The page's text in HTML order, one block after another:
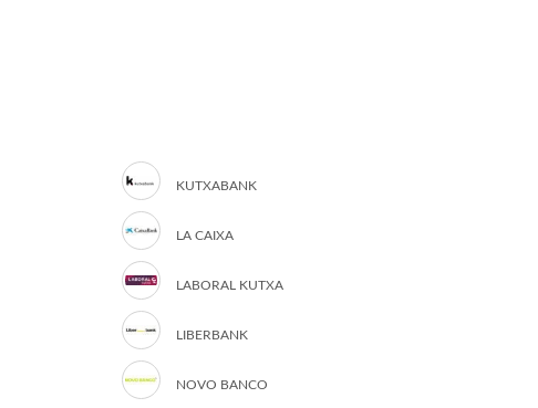
KUTXABANK
LA CAIXA
LABORAL KUTXA
LIBERBANK
NOVO BANCO